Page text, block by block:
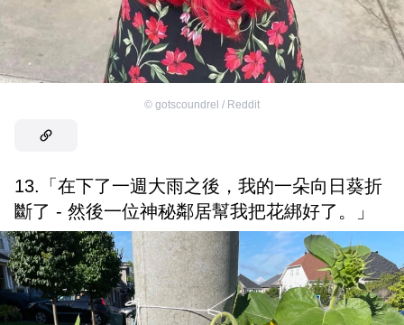
© gotscoundrel / Reddit
13.「在下了一週大雨之後，我的一朵向日葵折
斷了 - 然後一位神秘鄰居幫我把花綁好了。」